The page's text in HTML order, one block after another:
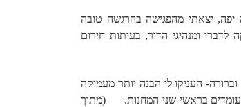
יצאתי מהפגישה בהרגשה טובה
ומנהיגי הדור, בעיתות חירום
העניקו לי הבנה יותר מעמיקה
העומדים בראשי שני המחנות. (מתוך